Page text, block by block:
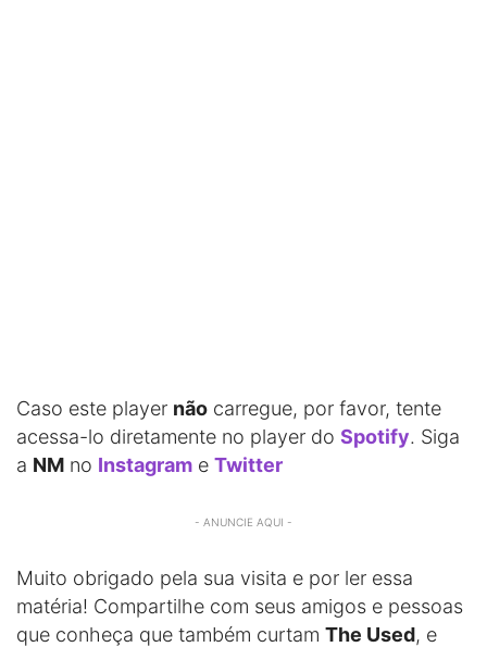
Caso este player não carregue, por favor, tente
acessa-lo diretamente no player do Spotify. Siga
a NM no Instagram e Twitter
- ANUNCIE AQUI -
Muito obrigado pela sua visita e por ler essa
matéria! Compartilhe com seus amigos e pessoas
que conheça que também curtam The Used, e